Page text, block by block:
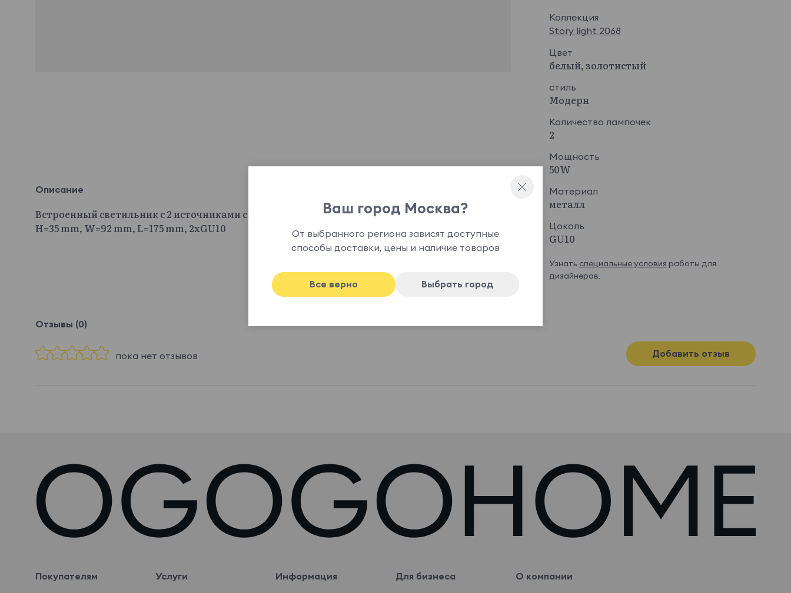
Коллекция
Story light 2068
Цвет
белый, золотистый
стиль
Модерн
Количество лампочек
2
Мощность
50W
Материал
металл
Цоколь
GU10
Узнать специальные условия работы для
дизайнеров.
Описание
Встроенный светильник с 2 источниками света, потолочного крепления, цвет золото с белым,
H=35 mm, W=92 mm, L=175 mm, 2хGU10
Отзывы (0)
пока нет отзывов Добавить отзыв
Покупателям
Услуги
Информация
Для бизнеса
О компании
Ваш город Москва?
От выбранного региона зависят доступные
способы доставки, цены и наличие товаров
Все верно Выбрать город